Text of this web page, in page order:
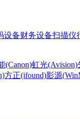
设备财务设备扫描仪
(Canon)虹光(Avision)
方正(ifound)影源